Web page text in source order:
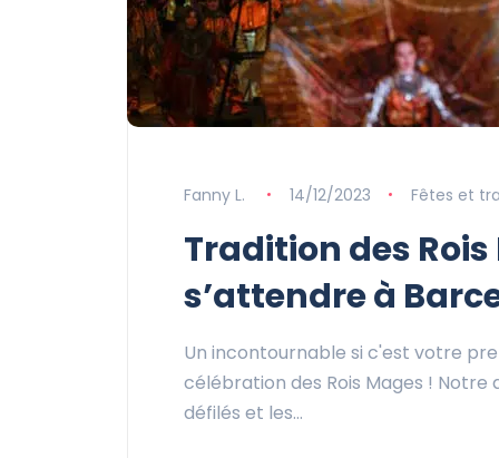
Fanny L. 14/12/2023 Fêtes et
Tradition des
s’attendre à
Un incontournable si c'est votre
célébration des Rois Mages !
défilés et les…